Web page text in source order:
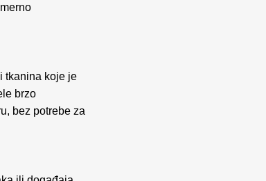
tkanina koje je
brzo
bez potrebe za